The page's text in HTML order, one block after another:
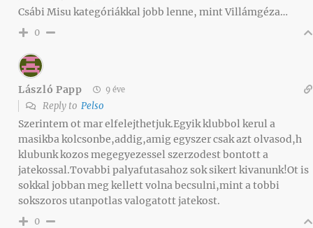
Csábi Misu kategóriákkal jobb lenne, mint Villámgéza…
0
László Papp 9 éve
Reply to Pelso
Szerintem ot mar elfelejthetjuk.Egyik klubbol kerul a
masikba kolcsonbe,addig,amig egyszer csak azt olvasod,h
klubunk kozos megegyezessel szerzodest bontott a
jatekossal.Tovabbi palyafutasahoz sok sikert kivanunk!Ot is
sokkal jobban meg kellett volna becsulni,mint a tobbi
sokszoros utanpotlas valogatott jatekost.
0